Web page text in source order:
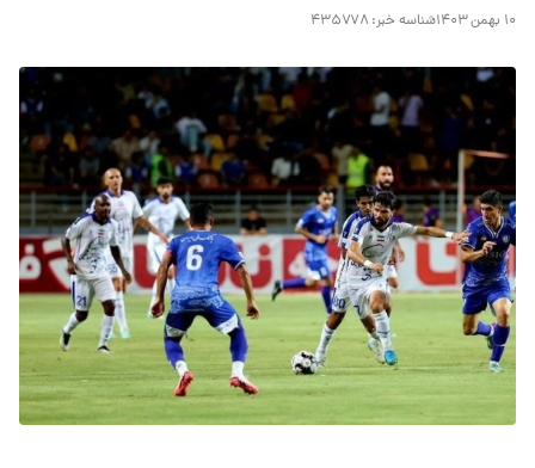
۱۰ بهمن ۱۴۰۳ شناسه خبر: ۴۳۵۷۷۸